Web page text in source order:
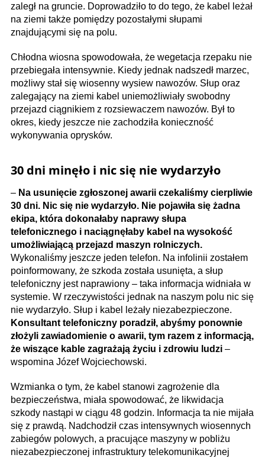
zaległ na gruncie. Doprowadziło to do tego, że kabel leżał
na ziemi także pomiędzy pozostałymi słupami
znajdującymi się na polu.
Chłodna wiosna spowodowała, że wegetacja rzepaku nie
przebiegała intensywnie. Kiedy jednak nadszedł marzec,
możliwy stał się wiosenny wysiew nawozów. Słup oraz
zalegający na ziemi kabel uniemożliwiały swobodny
przejazd ciągnikiem z rozsiewaczem nawozów. Był to
okres, kiedy jeszcze nie zachodziła konieczność
wykonywania oprysków.
30 dni minęło i nic się nie wydarzyło
– Na usunięcie zgłoszonej awarii czekaliśmy cierpliwie
30 dni. Nic się nie wydarzyło. Nie pojawiła się żadna
ekipa, która dokonałaby naprawy słupa
telefonicznego i naciągnęłaby kabel na wysokość
umożliwiającą przejazd maszyn rolniczych.
Wykonaliśmy jeszcze jeden telefon. Na infolinii zostałem
poinformowany, że szkoda została usunięta, a słup
telefoniczny jest naprawiony – taka informacja widniała w
systemie. W rzeczywistości jednak na naszym polu nic się
nie wydarzyło. Słup i kabel leżały niezabezpieczone.
Konsultant telefoniczny poradził, abyśmy ponownie
złożyli zawiadomienie o awarii, tym razem z informacją,
że wiszące kable zagrażają życiu i zdrowiu ludzi –
wspomina Józef Wojciechowski.
Wzmianka o tym, że kabel stanowi zagrożenie dla
bezpieczeństwa, miała spowodować, że likwidacja
szkody nastąpi w ciągu 48 godzin. Informacja ta nie mijała
się z prawdą. Nadchodził czas intensywnych wiosennych
zabiegów polowych, a pracujące maszyny w pobliżu
niezabezpieczonej infrastruktury telekomunikacyjnej